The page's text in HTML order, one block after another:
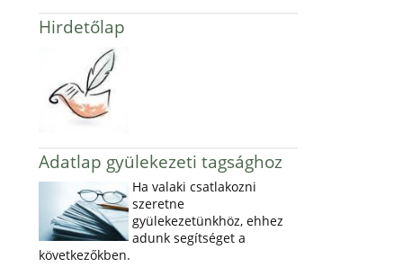
Hirdetőlap
Adatlap gyülekezeti tagsághoz
Ha valaki csatlakozni
szeretne
gyülekezetünkhöz, ehhez
adunk segítséget a
következőkben.